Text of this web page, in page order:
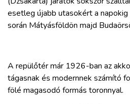
esetleg újabb utasokért a
során Mátyásföldön majd
A repülőtér már 1926-ban az
tágasnak és modernnek számító
fölé magasodó formás toronnyal.